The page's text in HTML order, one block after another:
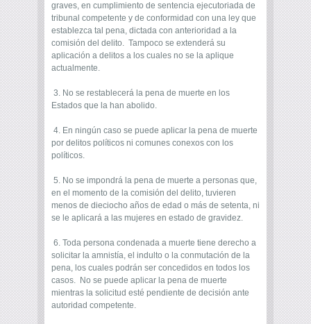
graves, en cumplimiento de sentencia ejecutoriada de
tribunal competente y de conformidad con una ley que
establezca tal pena, dictada con anterioridad a la
comisión del delito. Tampoco se extenderá su
aplicación a delitos a los cuales no se la aplique
actualmente.
3. No se restablecerá la pena de muerte en los
Estados que la han abolido.
4. En ningún caso se puede aplicar la pena de muerte
por delitos políticos ni comunes conexos con los
políticos.
5. No se impondrá la pena de muerte a personas que,
en el momento de la comisión del delito, tuvieren
menos de dieciocho años de edad o más de setenta, ni
se le aplicará a las mujeres en estado de gravidez.
6. Toda persona condenada a muerte tiene derecho a
solicitar la amnistía, el indulto o la conmutación de la
pena, los cuales podrán ser concedidos en todos los
casos. No se puede aplicar la pena de muerte
mientras la solicitud esté pendiente de decisión ante
autoridad competente.